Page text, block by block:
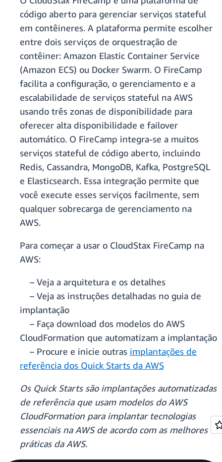
código aberto para gerenciar serviços stateful
em contêineres. A plataforma permite escolher
entre dois serviços de orquestração de
contêiner: Amazon Elastic Container Service
(Amazon ECS) ou Docker Swarm. O FireCamp
facilita a configuração, o gerenciamento e a
escalabilidade de serviços stateful na AWS
usando três zonas de disponibilidade para
oferecer alta disponibilidade e failover
automático. O FireCamp integra-se a muitos
serviços stateful de código aberto, incluindo
Redis, Cassandra, MongoDB, Kafka, PostgreSQL
e Elasticsearch. Essa integração permite que
você execute esses serviços facilmente, sem
qualquer sobrecarga de gerenciamento na
AWS.
Para começar a usar o CloudStax FireCamp na
AWS:
– Veja a arquitetura e os detalhes
– Veja as instruções detalhadas no guia de
implantação
– Faça download dos modelos do AWS
CloudFormation que automatizam a implantação
– Procure e inicie outras implantações de
referência dos Quick Starts da AWS
Os Quick Starts são implantações automatizadas
de referência que usam modelos do AWS
CloudFormation para implantar tecnologias
essenciais na AWS de acordo com as melhores
práticas da AWS.